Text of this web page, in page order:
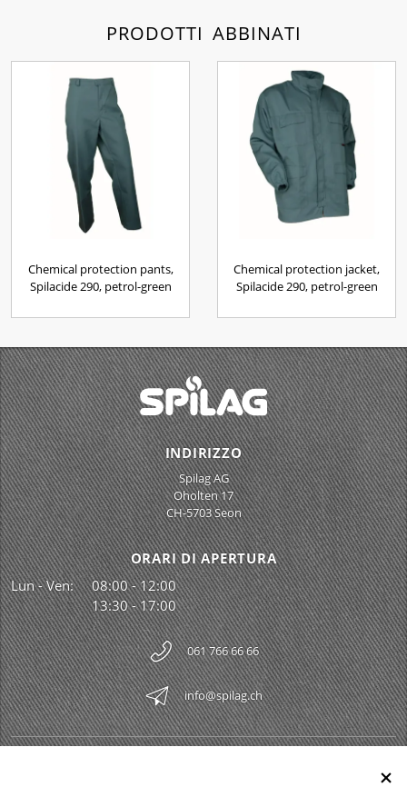
PRODOTTI ABBINATI
Chemical protection pants,
Spilacide 290, petrol-green
Chemical protection jacket,
Spilacide 290, petrol-green
INDIRIZZO
Spilag AG
Oholten 17
CH-5703 Seon
ORARI DI APERTURA
Lun - Ven:
08:00 - 12:00
13:30 - 17:00
061 766 66 66
info@spilag.ch